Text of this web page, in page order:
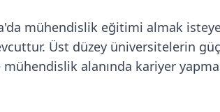
mühendislik eğitimi almak
Üst düzey üniversitelerin
mühendislik alanında kariyer